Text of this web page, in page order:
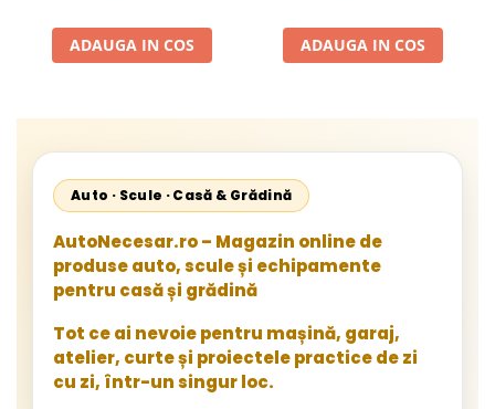
ADAUGA IN COS
Neoplan Euroliner,
Starliner,Centroliner,
ADAUGA IN COS
Auto · Scule · Casă & Grădină
AutoNecesar.ro – Magazin online de
produse auto, scule și echipamente
pentru casă și grădină
Tot ce ai nevoie pentru mașină, garaj,
atelier, curte și proiectele practice de zi
cu zi, într-un singur loc.